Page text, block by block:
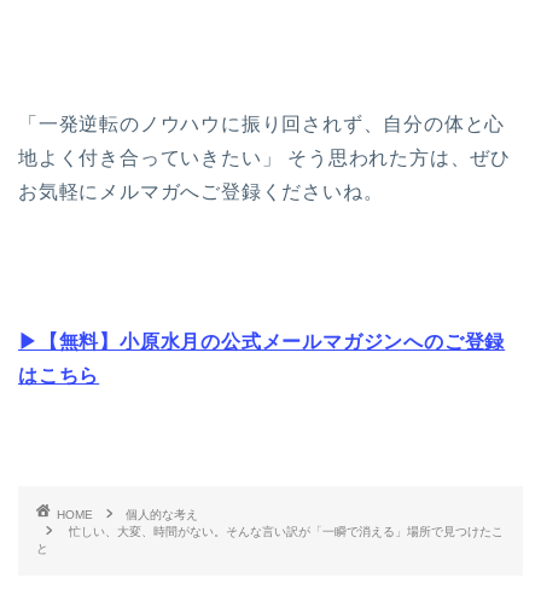
「一発逆転のノウハウに振り回されず、自分の体と心
地よく付き合っていきたい」 そう思われた方は、ぜひ
お気軽にメルマガへご登録くださいね。
▶【無料】小原水月の公式メールマガジンへのご登録
はこちら
HOME
個人的な考え
忙しい、大変、時間がない。そんな言い訳が「一瞬で消える」場所で見つけたこ
と